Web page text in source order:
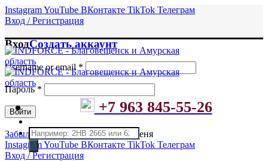
InstagramYouTube ВКонтакте TikTok Телеграм
Вход / Регистрация
ВходСоздать аккаунт
Username or email *
Пароль*
Войти
Забыли пароль?
Запомнить меня
InstagramYouTube ВКонтакте TikTok Телеграм
Вход / Регистрация
+7 963 845-55-26
Поиск
товаров